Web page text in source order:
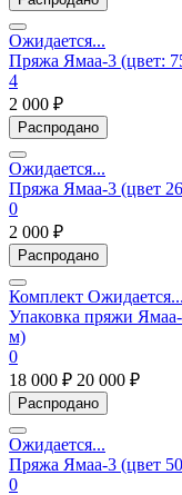
Ожидается...
Пряжа Ямаа-3 (цвет:
4
2 000 ₽
Распродано
Ожидается...
Пряжа Ямаа-3 (цвет
0
2 000 ₽
Распродано
Комплект Ожидается...
Упаковка пряжи
м)
0
18 000 ₽ 20 000 ₽
Распродано
Ожидается...
Пряжа Ямаа-3 (цвет
0